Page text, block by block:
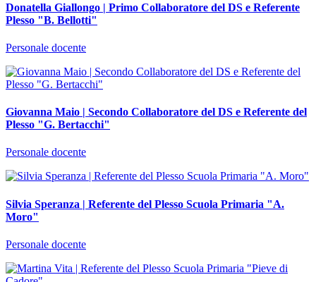
Donatella Giallongo | Primo Collaboratore del DS e Referente
Plesso "B. Bellotti"
Personale docente
Giovanna Maio | Secondo Collaboratore del DS e Referente del
Plesso "G. Bertacchi"
Personale docente
Silvia Speranza | Referente del Plesso Scuola Primaria "A.
Moro"
Personale docente